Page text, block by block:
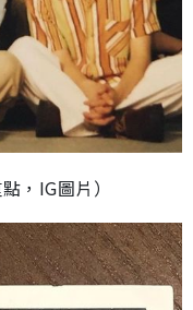
，IG圖片）